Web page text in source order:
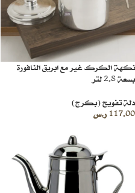
نكهة الكرك غير مع ابريق النافورة
بسعة 2.8 لتر
دلة تفويح (بكرج)
117.00 ر.س